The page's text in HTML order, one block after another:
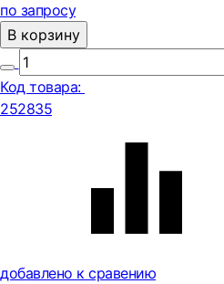
по запросу
В корзину
Код товара:
252835
добавлено к сравению